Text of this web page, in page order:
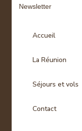
Newsletter
Accueil
La Réunion
Séjours et vols
Contact